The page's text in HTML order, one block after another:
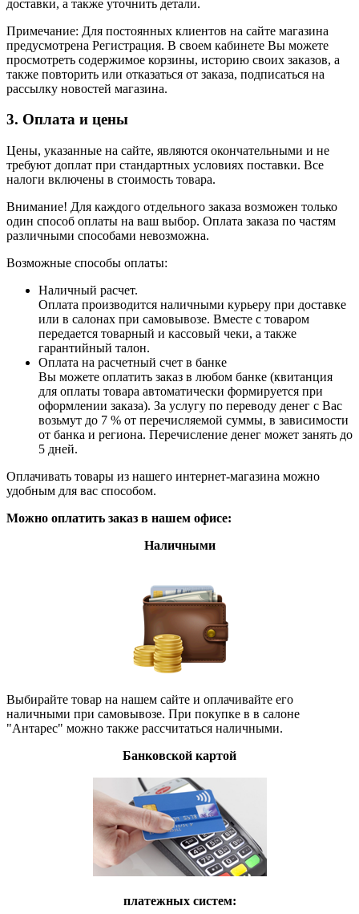
доставки, а также уточнить детали.
Примечание: Для постоянных клиентов на сайте магазина
предусмотрена Регистрация. В своем кабинете Вы можете
просмотреть содержимое корзины, историю своих заказов, а
также повторить или отказаться от заказа, подписаться на
рассылку новостей магазина.
3. Оплата и цены
Цены, указанные на сайте, являются окончательными и не
требуют доплат при стандартных условиях поставки. Все
налоги включены в стоимость товара.
Внимание! Для каждого отдельного заказа возможен только
один способ оплаты на ваш выбор. Оплата заказа по частям
различными способами невозможна.
Возможные способы оплаты:
Наличный расчет.
Оплата производится наличными курьеру при доставке
или в салонах при самовывозе. Вместе с товаром
передается товарный и кассовый чеки, а также
гарантийный талон.
Оплата на расчетный счет в банке
Вы можете оплатить заказ в любом банке (квитанция
для оплаты товара автоматически формируется при
оформлении заказа). За услугу по переводу денег с Вас
возьмут до 7 % от перечисляемой суммы, в зависимости
от банка и региона. Перечисление денег может занять до
5 дней.
Оплачивать товары из нашего интернет-магазина можно
удобным для вас способом.
Можно оплатить заказ в нашем офисе:
Наличными
Выбирайте товар на нашем сайте и оплачивайте его
наличными при самовывозе. При покупке в в салоне
"Антарес" можно также рассчитаться наличными.
Банковской картой
платежных систем: